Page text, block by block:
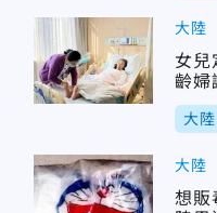
大陸
女
齡婦
大陸
大陸
想販